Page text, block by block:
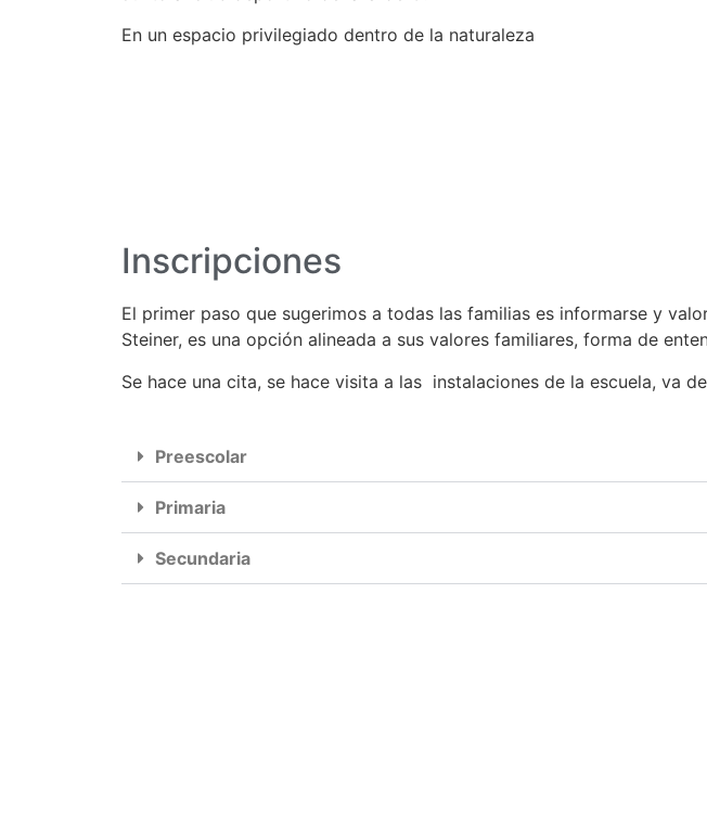
En un espacio privilegiado dentro de la naturaleza
Inscripciones
El primer paso que sugerimos a todas las familias es informarse y
Steiner, es una opción alineada a sus valores familiares, forma de
Se hace una cita, se hace visita a las instalaciones de la escuela, va
Preescolar
Primaria
Secundaria